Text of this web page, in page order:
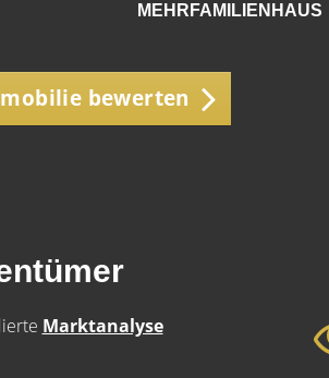
MEHRFAMILIENHAUS
bewerten
Marktanalyse